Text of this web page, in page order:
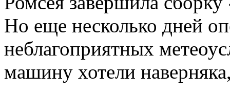
Но еще несколько дней
неблагоприятных
машину хотели